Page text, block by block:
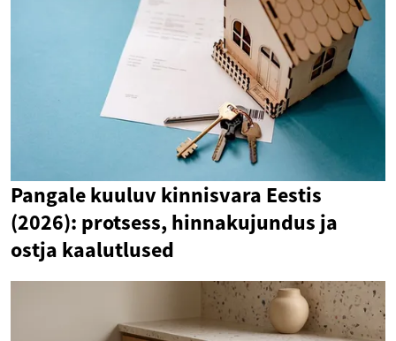
Pangale kuuluv kinnisvara Eestis
(2026): protsess, hinnakujundus ja
ostja kaalutlused